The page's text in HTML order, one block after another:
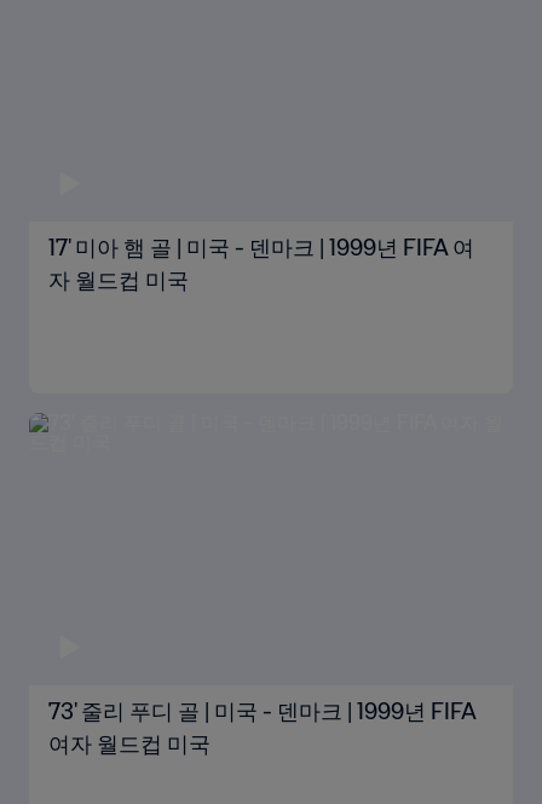
17' 미아 햄 골 | 미국 - 덴마크 | 1999년 FIFA 여
자 월드컵 미국
73' 줄리 푸디 골 | 미국 - 덴마크 | 1999년 FIFA
여자 월드컵 미국